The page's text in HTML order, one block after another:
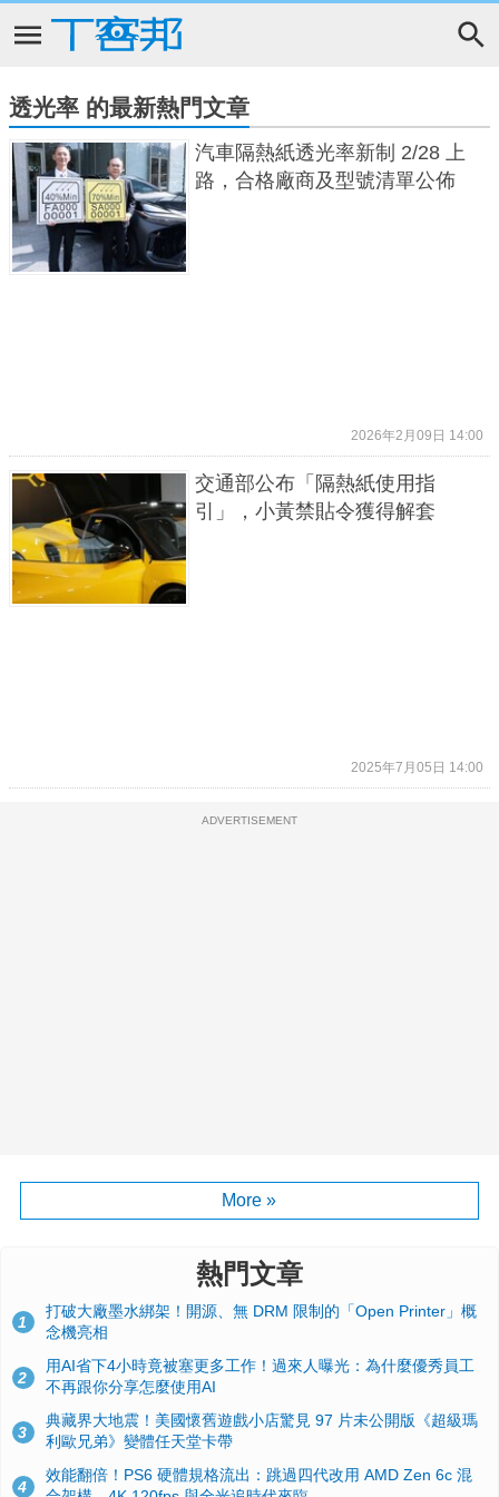
透光率 的最新熱門文章
汽車隔熱紙透光率新制 2/28 上
路，合格廠商及型號清單公佈
2026年2月09日 14:00
交通部公布「隔熱紙使用指
引」，小黃禁貼令獲得解套
2025年7月05日 14:00
ADVERTISEMENT
More »
熱門文章
1
打破大廠墨水綁架！開源、無 DRM 限制的「Open Printer」概
念機亮相
2
用AI省下4小時竟被塞更多工作！過來人曝光：為什麼優秀員工
不再跟你分享怎麼使用AI
3
典藏界大地震！美國懷舊遊戲小店驚見 97 片未公開版《超級瑪
利歐兄弟》變體任天堂卡帶
4
效能翻倍！PS6 硬體規格流出：跳過四代改用 AMD Zen 6c 混